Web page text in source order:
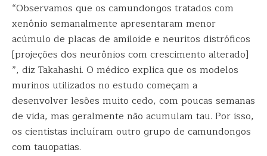
“Observamos que os camundongos tratados com
xenônio semanalmente apresentaram menor
acúmulo de placas de amiloide e neuritos distróficos
[projeções dos neurônios com crescimento alterado]
”, diz Takahashi. O médico explica que os modelos
murinos utilizados no estudo começam a
desenvolver lesões muito cedo, com poucas semanas
de vida, mas geralmente não acumulam tau. Por isso,
os cientistas incluíram outro grupo de camundongos
com tauopatias.